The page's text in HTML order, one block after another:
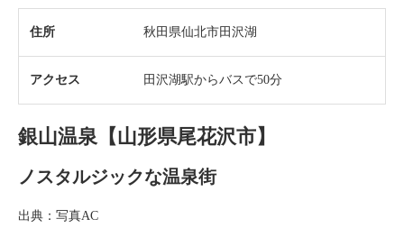
住所 秋田県仙北市田沢湖
アクセス 田沢湖駅からバスで50分
銀山温泉【山形県尾花沢市】
ノスタルジックな温泉街
出典：写真AC